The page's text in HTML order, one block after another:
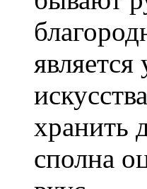
хранить
сполна